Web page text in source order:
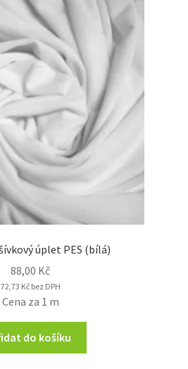
úplet PES (bílá)
88,00 Kč
72,73 Kčbez DPH
Cena za 1 m
do košíku